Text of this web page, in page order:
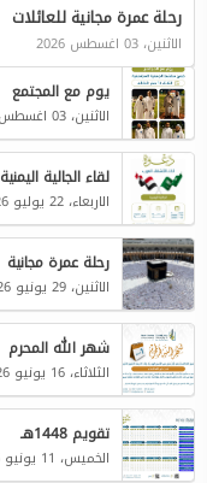
رحلة عمرة مجانية للعائلات
الاثنين، 03 اغسطس 2026
يوم مع المجتمع
الاثنين، 03 اغسطس 2026
لقاء الجالية اليمنية
الاربعاء، 22 يوليو 2026
رحلة عمرة مجانية
الاثنين، 29 يونيو 2026
شهر الله المحرم
الثلاثاء، 16 يونيو 2026
تقويم 1448هـ
الخميس، 11 يونيو 2026